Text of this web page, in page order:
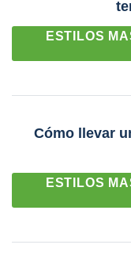
ESTILOS
Cómo llevar
ESTILOS